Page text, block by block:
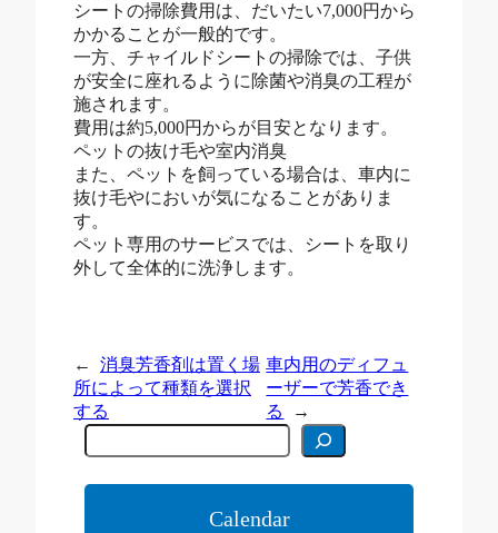
シートの掃除費用は、だいたい7,000円から
かかることが一般的です。
一方、チャイルドシートの掃除では、子供
が安全に座れるように除菌や消臭の工程が
施されます。
費用は約5,000円からが目安となります。
ペットの抜け毛や室内消臭
また、ペットを飼っている場合は、車内に
抜け毛やにおいが気になることがありま
す。
ペット専用のサービスでは、シートを取り
外して全体的に洗浄します。
←
消臭芳香剤は置く場
所によって種類を選択
する
車内用のディフュ
ーザーで芳香でき
る
→
C
e
c
Calendar